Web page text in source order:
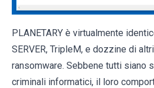
PLANETARY è virtualmente
SERVER, TripleM, e dozzine di
ransomware. Sebbene tutti siano
criminali informatici, il loro